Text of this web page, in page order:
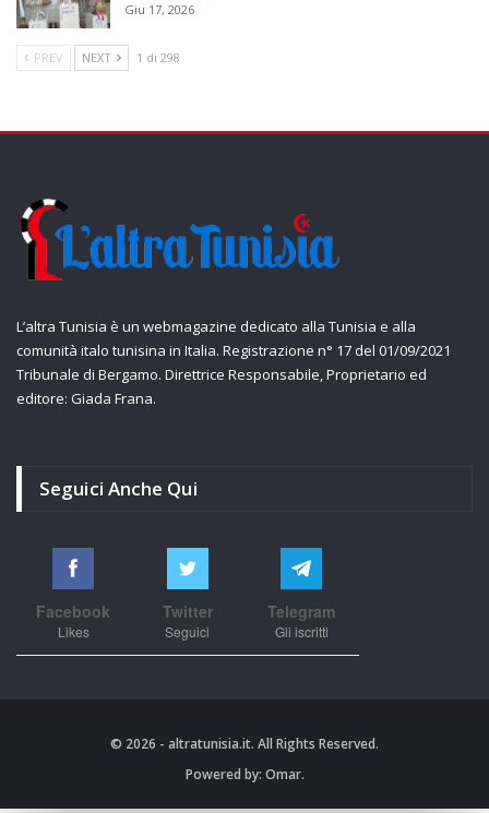
Giu 17, 2026
PREV NEXT 1 di 298
L’altra Tunisia è un webmagazine dedicato alla Tunisia e alla
comunità italo tunisina in Italia. Registrazione n° 17 del 01/09/2021
Tribunale di Bergamo. Direttrice Responsabile, Proprietario ed
editore: Giada Frana.
Seguici Anche Qui
Facebook
Likes
Twitter
Seguici
Telegram
Gli iscritti
© 2026 - altratunisia.it. All Rights Reserved.
Powered by: Omar.